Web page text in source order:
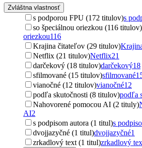
Zvláštna vlastnosť
s podporou FPU (172 titulov)s
so špeciálnou oriezkou (116 titulov)
oriezkou116
Krajina čitateľov (29 titulov)
Netflix (21 titulov)Netflix21
darčekový (18 titulov)darčekový18
sfilmované (15 titulov)sfilmované
vianočné (12 titulov)vianočné12
podľa skutočnosti (8 titulov)podľa
Nahovorené pomocou AI (2 tituly)
AI2
s podpisom autora (1 titul)s
dvojjazyčné (1 titul)dvojjazyčné1
zrkadlový text (1 titul)zrkadlový